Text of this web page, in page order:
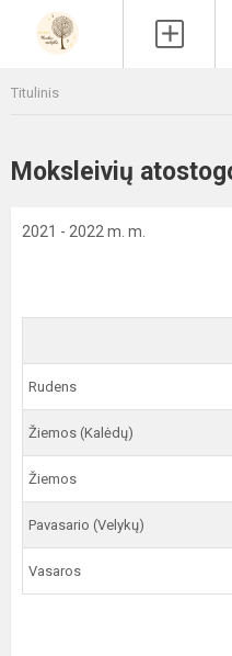
Titulinis
Moksleivių
2021 - 2022 m. m.
Rudens
Žiemos (Kalėdų)
Žiemos
Pavasario (Velykų)
Vasaros